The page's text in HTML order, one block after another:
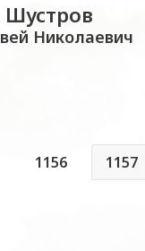
Шустров
Николаевич
1156 1157